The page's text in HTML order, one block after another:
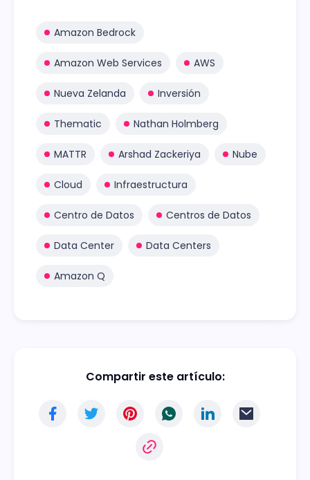
Amazon Bedrock
Amazon Web Services AWS
Nueva Zelanda Inversión
Thematic Nathan Holmberg
MATTR Arshad Zackeriya Nube
Cloud Infraestructura
Centro de Datos Centros de Datos
Data Center Data Centers
Amazon Q
Compartir este artículo: